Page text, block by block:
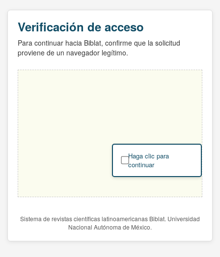
Verificación de acceso
Para continuar hacia Biblat, confirme que la solicitud
proviene de un navegador legítimo.
Haga clic para
continuar
Sistema de revistas científicas latinoamericanas Biblat. Universidad
Nacional Autónoma de México.